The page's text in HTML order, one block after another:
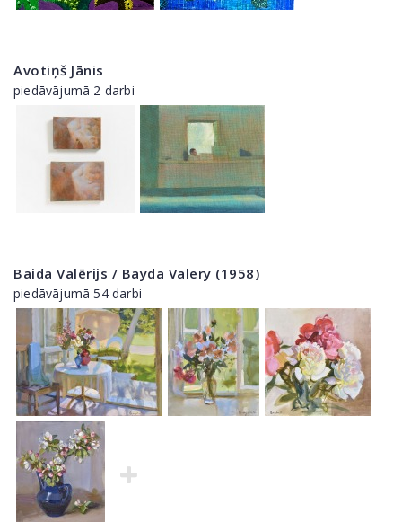
Avotiņš Jānis
piedāvājumā 2 darbi
Baida Valērijs / Bayda Valery (1958)
piedāvājumā 54 darbi